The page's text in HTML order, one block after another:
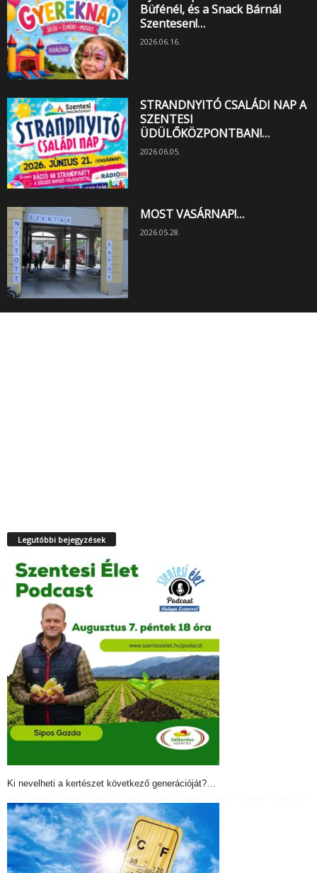
Büfénél, és a Snack Bárnál
Szentesen!…
2026.06.16.
STRANDNYITÓ CSALÁDI NAP A
SZENTESI
ÜDÜLŐKÖZPONTBAN!…
2026.06.05.
MOST VASÁRNAP!…
2026.05.28.
Legutóbbi bejegyzések
Ki nevelheti a kertészet következő generációját?…